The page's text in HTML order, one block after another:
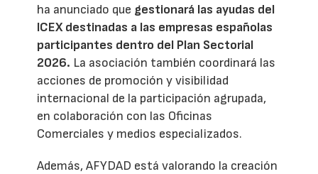
ha anunciado que gestionará las ayudas del
ICEX destinadas a las empresas españolas
participantes dentro del Plan Sectorial
2026. La asociación también coordinará las
acciones de promoción y visibilidad
internacional de la participación agrupada,
en colaboración con las Oficinas
Comerciales y medios especializados.
Además, AFYDAD está valorando la creación